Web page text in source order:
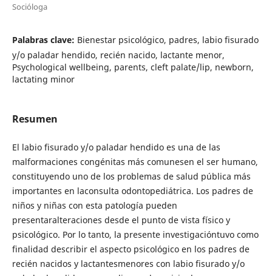
Socióloga
Palabras clave: Bienestar psicológico, padres, labio fisurado
y/o paladar hendido, recién nacido, lactante menor,
Psychological wellbeing, parents, cleft palate/lip, newborn,
lactating minor
Resumen
El labio fisurado y/o paladar hendido es una de las
malformaciones congénitas más comunesen el ser humano,
constituyendo uno de los problemas de salud pública más
importantes en laconsulta odontopediátrica. Los padres de
niños y niñas con esta patología pueden
presentaralteraciones desde el punto de vista físico y
psicológico. Por lo tanto, la presente investigacióntuvo como
finalidad describir el aspecto psicológico en los padres de
recién nacidos y lactantesmenores con labio fisurado y/o